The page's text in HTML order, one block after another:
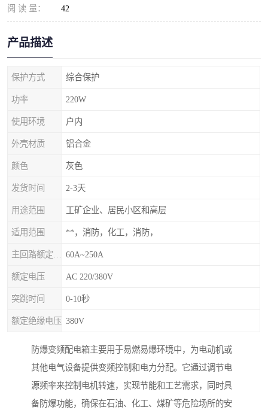
阅 读 量： 42
产品描述
保护方式 综合保护
功率 220W
使用环境 户内
外壳材质 铝合金
颜色 灰色
发货时间 2-3天
用途范围 工矿企业、居民小区和高层
适用范围 **，消防，化工，消防，
60A~250A
额定电压 AC 220/380V
突跳时间 0-10秒
额定绝缘电压 380V
防爆变频配电箱主要用于易燃易爆环境中，为电动机或
其他电气设备提供变频控制和电力分配。它通过调节电
源频率来控制电机转速，实现节能和工艺需求，同时具
备防爆功能，确保在石油、化工、煤矿等危险场所的安